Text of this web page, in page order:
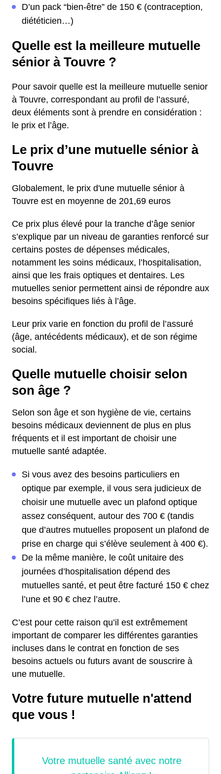
D’un pack “bien-être” de 150 € (contraception,
diététicien…)
Quelle est la meilleure mutuelle
sénior à Touvre ?
Pour savoir quelle est la meilleure mutuelle senior
à Touvre, correspondant au profil de l’assuré,
deux éléments sont à prendre en considération :
le prix et l’âge.
Le prix d’une mutuelle sénior à
Touvre
Globalement, le prix d'une mutuelle sénior à
Touvre est en moyenne de 201,69 euros
Ce prix plus élevé pour la tranche d’âge senior
s’explique par un niveau de garanties renforcé sur
certains postes de dépenses médicales,
notamment les soins médicaux, l’hospitalisation,
ainsi que les frais optiques et dentaires. Les
mutuelles senior permettent ainsi de répondre aux
besoins spécifiques liés à l’âge.
Leur prix varie en fonction du profil de l’assuré
(âge, antécédents médicaux), et de son régime
social.
Quelle mutuelle choisir selon
son âge ?
Selon son âge et son hygiène de vie, certains
besoins médicaux deviennent de plus en plus
fréquents et il est important de choisir une
mutuelle santé adaptée.
Si vous avez des besoins particuliers en
optique par exemple, il vous sera judicieux de
choisir une mutuelle avec un plafond optique
assez conséquent, autour des 700 € (tandis
que d’autres mutuelles proposent un plafond de
prise en charge qui s’élève seulement à 400 €).
De la même manière, le coût unitaire des
journées d’hospitalisation dépend des
mutuelles santé, et peut être facturé 150 € chez
l’une et 90 € chez l’autre.
C’est pour cette raison qu’il est extrêmement
important de comparer les différentes garanties
incluses dans le contrat en fonction de ses
besoins actuels ou futurs avant de souscrire à
une mutuelle.
Votre future mutuelle n'attend
que vous !